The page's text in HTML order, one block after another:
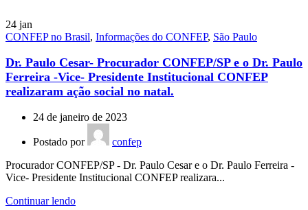
24 jan
CONFEP no Brasil, Informações do CONFEP, São Paulo
Dr. Paulo Cesar- Procurador CONFEP/SP e o Dr. Paulo
Ferreira -Vice- Presidente Institucional CONFEP
realizaram ação social no natal.
24 de janeiro de 2023
Postado por
confep
Procurador CONFEP/SP - Dr. Paulo Cesar e o Dr. Paulo Ferreira -
Vice- Presidente Institucional CONFEP realizara...
Continuar lendo